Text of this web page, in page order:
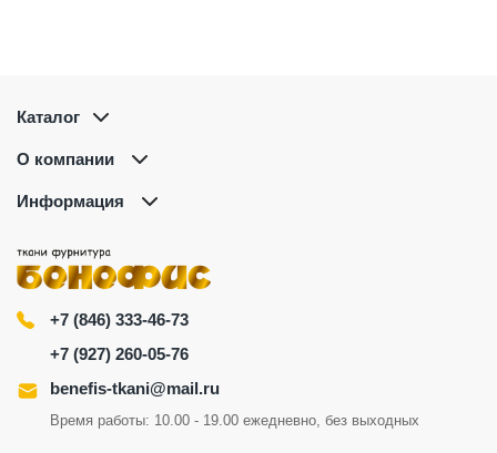
Каталог
О компании
Информация
+7 (846) 333-46-73
+7 (927) 260-05-76
benefis-tkani@mail.ru
Время работы: 10.00 - 19.00 ежедневно, без выходных